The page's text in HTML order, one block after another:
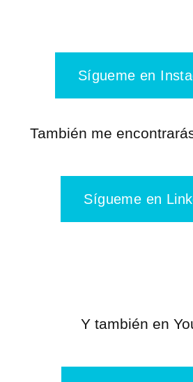
Sígueme en
También me
Sígueme en
Y también en